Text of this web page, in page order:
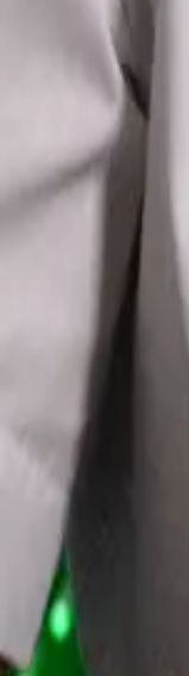
4 min čítania
ETS2 klíme
Richard Sulík bude